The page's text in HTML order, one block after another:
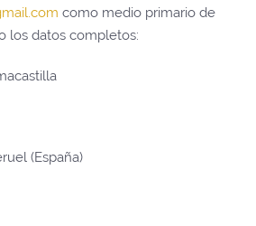
como medio primario de
los datos completos:
(España)